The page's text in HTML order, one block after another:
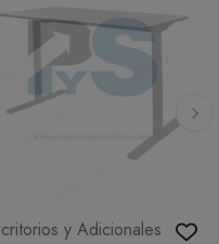
y Adicionales